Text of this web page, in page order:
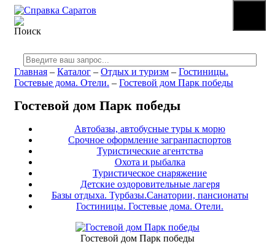
Главная – Каталог – Отдых и туризм – Гостиницы.
Гостевые дома. Отели. – Гостевой дом Парк победы
Гостевой дом Парк победы
Автобазы, автобусные туры к морю
Срочное оформление загранпаспортов
Туристические агентства
Охота и рыбалка
Туристическое снаряжение
Детские оздоровительные лагеря
Базы отдыха. Турбазы.Санатории, пансионаты
Гостиницы. Гостевые дома. Отели.
Гостевой дом Парк победы